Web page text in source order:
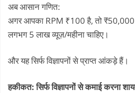
अब आसान गणित:
अगर आपका RPM ₹100 है, तो
लगभग 5 लाख व्यूज़/महीना चाहिए।
और यह सिर्फ विज्ञापनों से प्राप्त आंकड़े हैं।
हकीकत: सिर्फ विज्ञापनों से कमाई करना